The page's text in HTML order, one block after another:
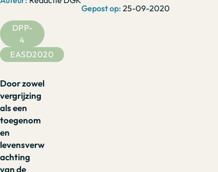
25-09-2020
DPP-
4
EASD2020
Door zowel
vergrijzing
als een
toegenom
en
levensverw
achting
van de